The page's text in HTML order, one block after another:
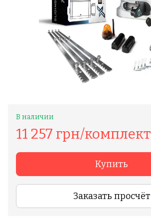
В наличии
11 257 грн/комплект
Купить
Заказать просчёт